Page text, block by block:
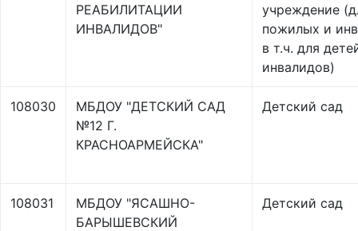
РЕАБИЛИТАЦИИ
ИНВАЛИДОВ"
учреждение
пожилых и
в т.ч. для
инвалидов)
108030
МБДОУ "ДЕТСКИЙ САД
№12 Г.
КРАСНОАРМЕЙСКА"
Детский сад
108031
МБДОУ "ЯСАШНО-
БАРЫШЕВСКИЙ
Детский сад